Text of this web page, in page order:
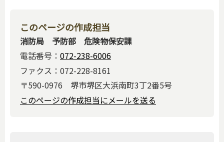
このページの作成担当
消防局 予防部 危険物保安課
電話番号： 072-238-6006
ファクス：072-228-8161
〒590-0976 堺市堺区大浜南町3丁2番5号
このページの作成担当にメールを送る